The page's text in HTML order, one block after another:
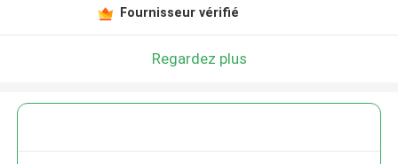
Fournisseur vérifié
Regardez plus